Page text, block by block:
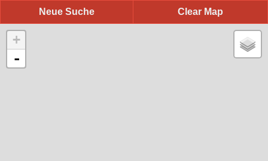
Clear Map
Neue Suche
+
-